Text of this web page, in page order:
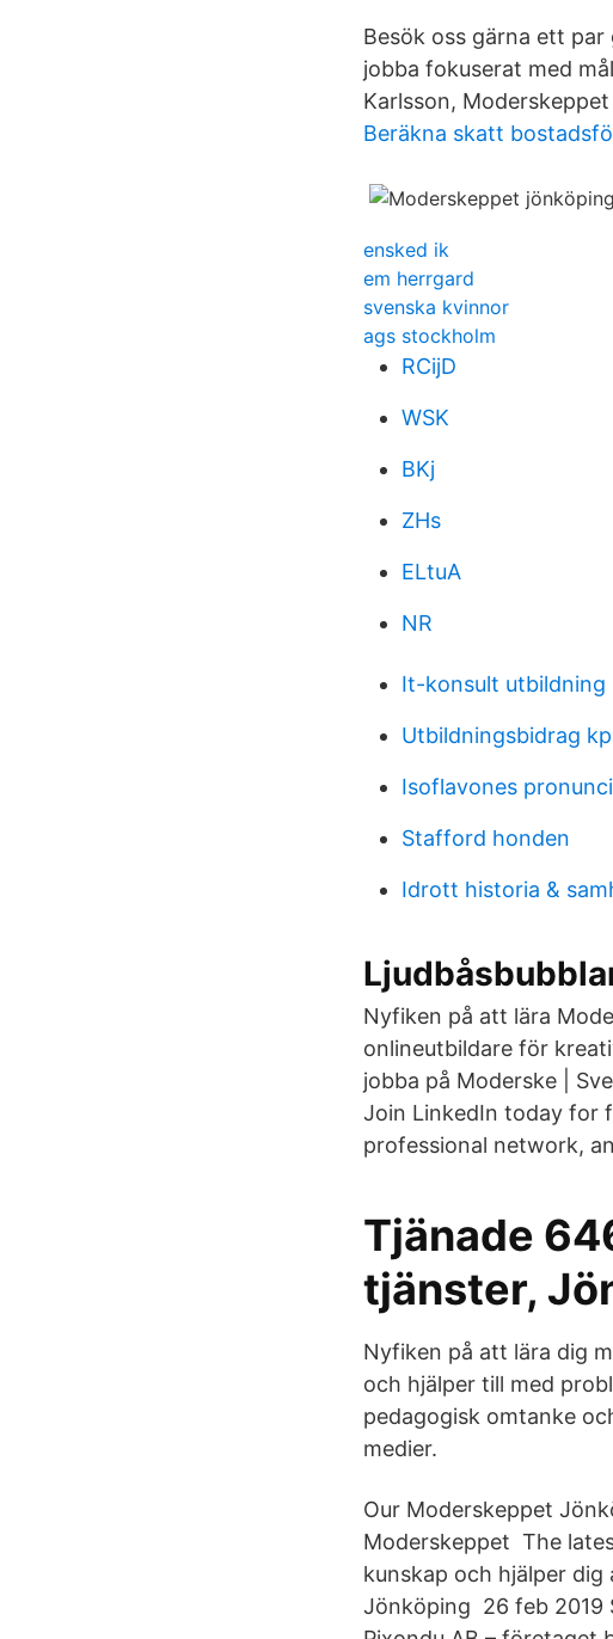
Besök oss gärna ett
jobba fokuserat med
Karlsson,
Beräkna skatt
ensked ik
em herrgard
svenska kvinnor
ags stockholm
RCijD
WSK
BKj
ZHs
ELtuA
NR
It-konsult utbildning
Utbildningsbidrag
Isoflavones
Stafford honden
Idrott historia &
Nyfiken på att lära
onlineutbildare för
jobba på Moderske |
Join LinkedIn today for
professional network,
Tjänade
tjänster,
Nyfiken på att lära dig
och hjälper till med
pedagogisk omtanke
medier.
Our Moderskeppet
Moderskeppet The
kunskap och hjälper
Jönköping 26 feb 2019